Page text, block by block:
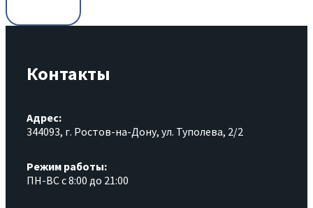
Контакты
Адрес:
344093, г. Ростов-на-Дону, ул. Туполева, 2/2
Режим работы:
ПН-ВС с 8:00 до 21:00